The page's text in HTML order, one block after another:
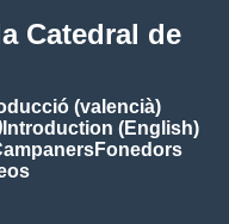
Catedral de
(valencià)
Introduction (English)
Fonedors